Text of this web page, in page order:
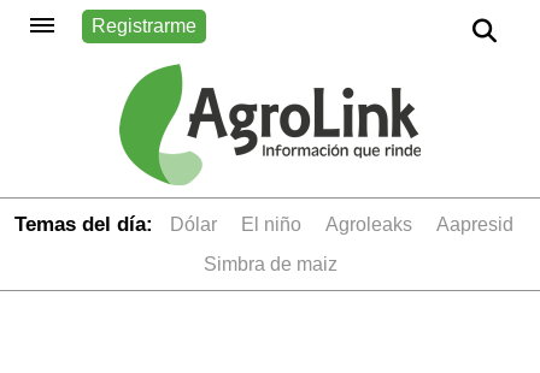
Registrarme
Temas del día: dólar el niño Agroleaks
aapresid
simbra de maiz